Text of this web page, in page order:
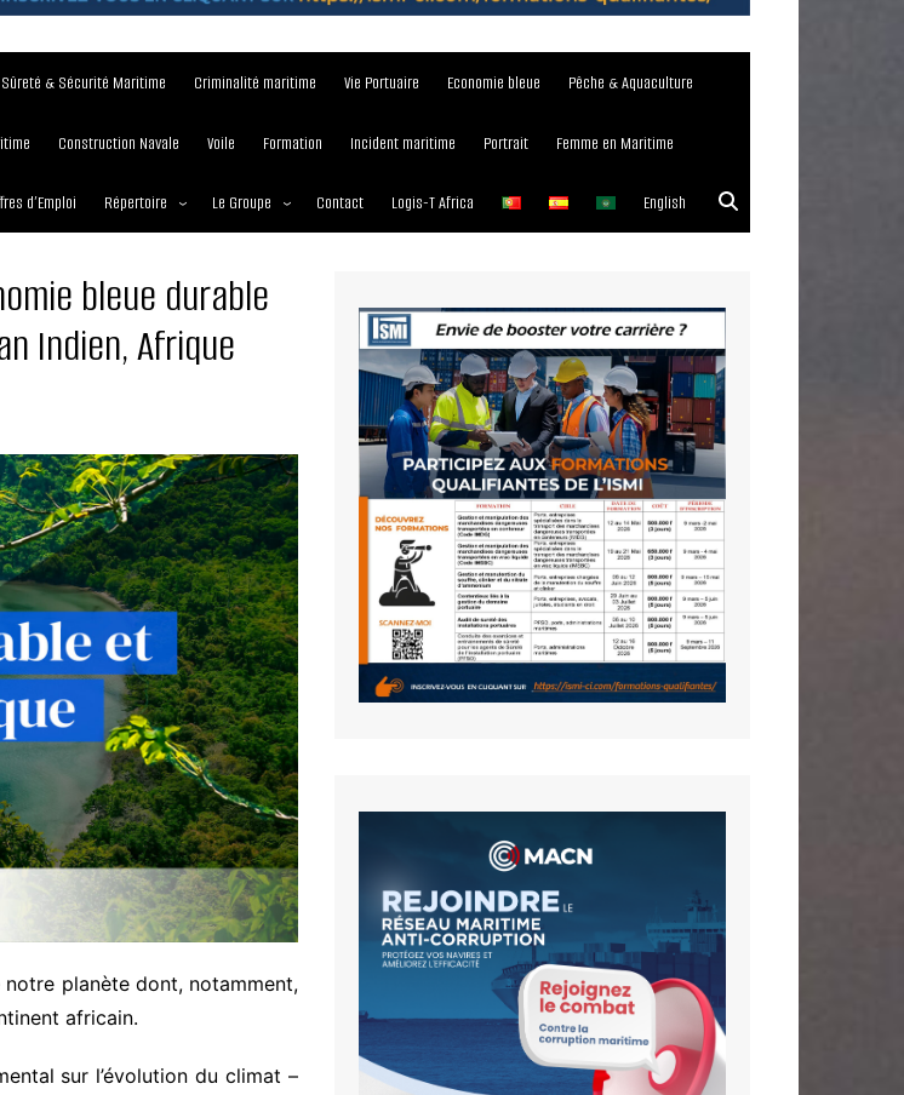
Sûreté & Sécurité Maritime Criminalité maritime Vie Portuaire Economie bleue Pêche & Aquaculture
Construction Navale Voile Formation Incident maritime Portrait Femme en Maritime
d’Emploi Répertoire
Écoles maritimes
Journées
Le Groupe
Nos Services
Nos Magazines
Media Partner 2019 – 2023
Maritimafrica Awards
Contact Logis-T Africa English
bleue durable
Indien, Afrique
planète dont, notamment,
africain.
sur l’évolution du climat –